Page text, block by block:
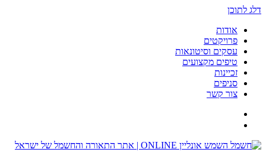
דלג לתוכן
אודות
פרויקטים
עסקים וסיטונאות
טיפים מקצועים
זכיינות
סניפים
צור קשר